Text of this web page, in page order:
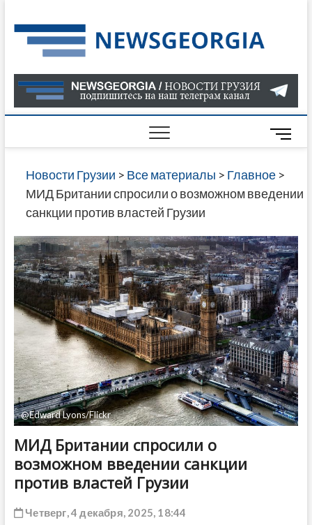
to
content
О
В
ГРУЗИИ
САЙТЕ
M
e
n
u
t
t
o
n
Новости Грузии > Все материалы > Главное>
МИД Британии спросили о возможном введении
санкции против властей Грузии
@Edward Lyons/Flickr
МИД Британии спросили о
возможном введении санкции
против властей Грузии
Четверг, 4 декабря, 2025, 18:44